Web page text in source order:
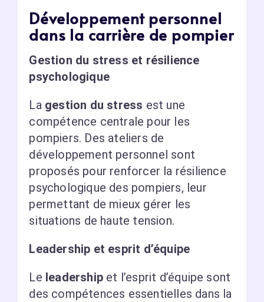
Développement personnel
dans la carrière de pompier
Gestion du stress et résilience
psychologique
La gestion du stress est une
compétence centrale pour les
pompiers. Des ateliers de
développement personnel sont
proposés pour renforcer la résilience
psychologique des pompiers, leur
permettant de mieux gérer les
situations de haute tension.
Leadership et esprit d’équipe
Le leadership et l’esprit d’équipe sont
des compétences essentielles dans la